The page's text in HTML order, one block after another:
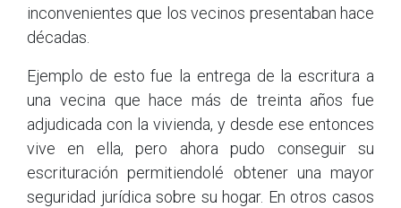
inconvenientes que los vecinos presentaban hace
décadas.
Ejemplo de esto fue la entrega de la escritura a
una vecina que hace más de treinta años fue
adjudicada con la vivienda, y desde ese entonces
vive en ella, pero ahora pudo conseguir su
escrituración permitiendolé obtener una mayor
seguridad jurídica sobre su hogar. En otros casos